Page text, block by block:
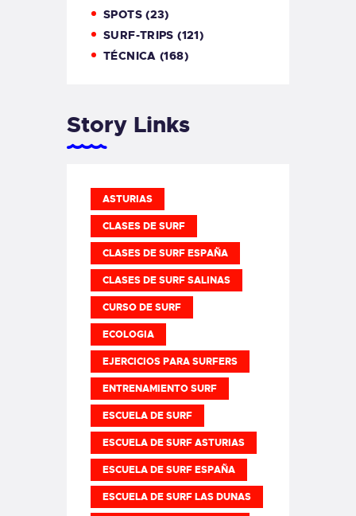
SPOTS(23)
SURF-TRIPS (121)
TÉCNICA (168)
Story Links
ASTURIAS
CLASES DE SURF
CLASES DE SURF ESPAÑA
CLASES DE SURF SALINAS
CURSO DE SURF
ECOLOGIA
EJERCICIOS PARA SURFERS
ENTRENAMIENTO SURF
ESCUELA DE SURF
ESCUELA DE SURF ASTURIAS
ESCUELA DE SURF ESPAÑA
ESCUELA DE SURF LAS DUNAS